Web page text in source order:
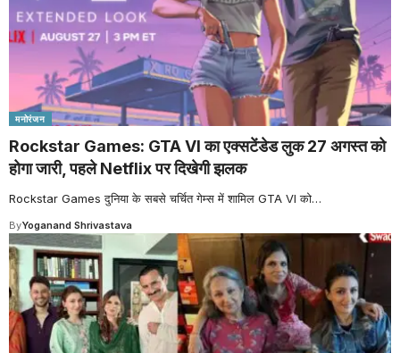
मनोरंजन
Rockstar Games: GTA VI का एक्सटेंडेड लुक 27 अगस्त को
होगा जारी, पहले Netflix पर दिखेगी झलक
Rockstar Games दुनिया के सबसे चर्चित गेम्स में शामिल GTA VI को…
ByYoganand Shrivastava